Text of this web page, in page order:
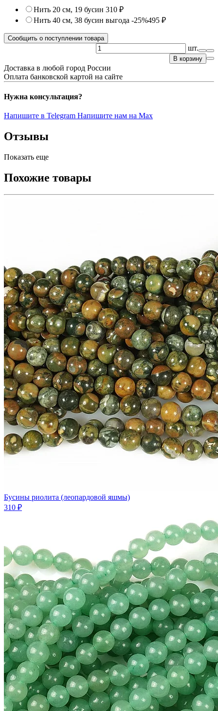
Нить 20 см, 19 бусин 310 ₽
Нить 40 см, 38 бусин выгода -25%495 ₽
Сообщить о поступлении товара
шт.
В корзину
Доставка в любой город России
Оплата банковской картой на сайте
Нужна консультация?
Напишите в Telegram Напишите нам на Max
Отзывы
Показать еще
Похожие товары
Бусины риолита (леопардовой яшмы)
310 ₽